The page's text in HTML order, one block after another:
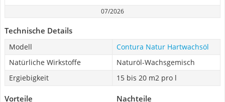
07/2026
Technische Details
Modell
Contura Natur Hartwachsöl
Natürliche Wirkstoffe
Naturöl-Wachsgemisch
Ergiebigkeit
15 bis 20 m2 pro l
Vorteile Nachteile